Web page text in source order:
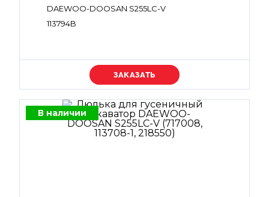
DAEWOO-DOOSAN S255LC-V
113794B
Уточняйте цену
В наличии